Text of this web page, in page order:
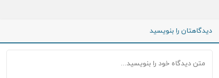
دیدگاهتان را بنویسید